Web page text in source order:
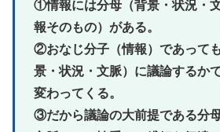
①情報には分母（背景・状況・
報そのもの）がある。
②おなじ分子（情報）であって
景・状況・文脈）に議論するか
変わってくる。
③だから議論の大前提である分